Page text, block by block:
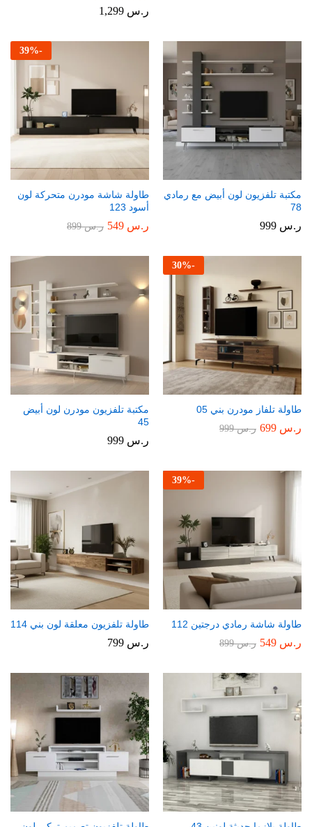
تم التقييم
ر.س
مكتبة تلفزيون لون أبيض مع رمادي
78
ر.س
-
39%
طاولة شاشة مودرن متحركة لون
أسود 123
ر.س ر.س899
-
30%
طاولة تلفاز مودرن بني 05
ر.س ر.س999
مكتبة تلفزيون مودرن لون أبيض
45
ر.س
-
39%
طاولة شاشة رمادي درجتين 112
ر.س ر.س899
طاولة تلفزيون معلقة لون بني 114
ر.س